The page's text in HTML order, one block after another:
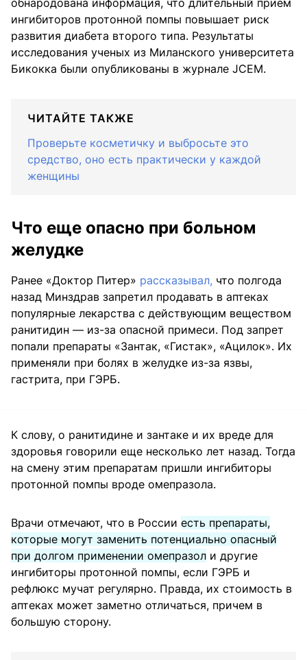
обнародована информация, что длительный прием
ингибиторов протонной помпы повышает риск
развития диабета второго типа. Результаты
исследования ученых из Миланского университета
Бикокка были опубликованы в журнале JCEM.
ЧИТАЙТЕ ТАКЖЕ
Проверьте косметичку и выбросьте это
средство, оно есть практически у каждой
женщины
Что еще опасно при больном
желудке
Ранее «Доктор Питер» рассказывал, что полгода
назад Минздрав запретил продавать в аптеках
популярные лекарства с действующим веществом
ранитидин — из-за опасной примеси. Под запрет
попали препараты «Зантак, «Гистак», «Ацилок». Их
применяли при болях в желудке из-за язвы,
гастрита, при ГЭРБ.
К слову, о ранитидине и зантаке и их вреде для
здоровья говорили еще несколько лет назад. Тогда
на смену этим препаратам пришли ингибиторы
протонной помпы вроде омепразола.
Врачи отмечают, что в России есть препараты,
которые могут заменить потенциально опасный
при долгом применении омепразол и другие
ингибиторы протонной помпы, если ГЭРБ и
рефлюкс мучат регулярно. Правда, их стоимость в
аптеках может заметно отличаться, причем в
большую сторону.